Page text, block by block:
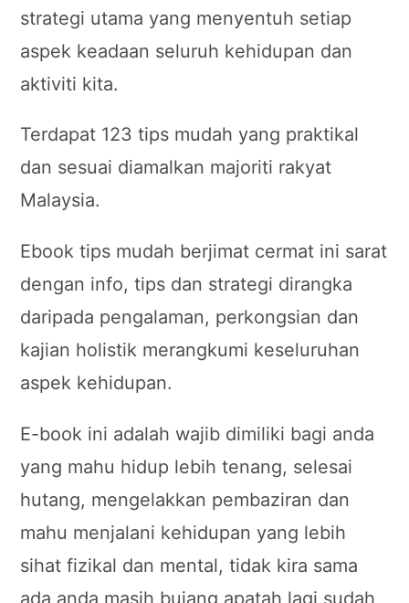
strategi utama yang menyentuh setiap
aspek keadaan seluruh kehidupan dan
aktiviti kita.
Terdapat 123 tips mudah yang praktikal
dan sesuai diamalkan majoriti rakyat
Malaysia.
Ebook tips mudah berjimat cermat ini sarat
dengan info, tips dan strategi dirangka
daripada pengalaman, perkongsian dan
kajian holistik merangkumi keseluruhan
aspek kehidupan.
E-book ini adalah wajib dimiliki bagi anda
yang mahu hidup lebih tenang, selesai
hutang, mengelakkan pembaziran dan
mahu menjalani kehidupan yang lebih
sihat fizikal dan mental, tidak kira sama